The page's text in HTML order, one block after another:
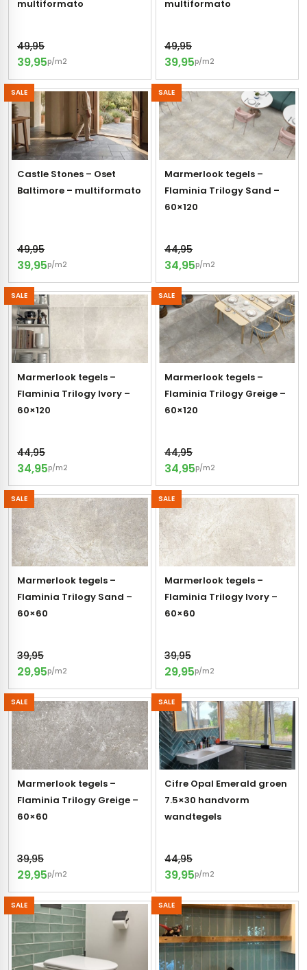
multiformato
49,95
39,95p/m2
multiformato
49,95
39,95p/m2
SALE
Castle Stones – Oset
Baltimore – multiformato
49,95
39,95p/m2
SALE
Marmerlook tegels –
Flaminia Trilogy Sand –
60×120
44,95
34,95p/m2
SALE
Marmerlook tegels –
Flaminia Trilogy Ivory –
60×120
44,95
34,95p/m2
SALE
Marmerlook tegels –
Flaminia Trilogy Greige –
60×120
44,95
34,95p/m2
SALE
Marmerlook tegels –
Flaminia Trilogy Sand –
60×60
39,95
29,95p/m2
SALE
Marmerlook tegels –
Flaminia Trilogy Ivory –
60×60
39,95
29,95p/m2
SALE
Marmerlook tegels –
Flaminia Trilogy Greige –
60×60
39,95
29,95p/m2
SALE
Cifre Opal Emerald groen
7.5×30 handvorm
wandtegels
44,95
39,95p/m2
SALE SALE